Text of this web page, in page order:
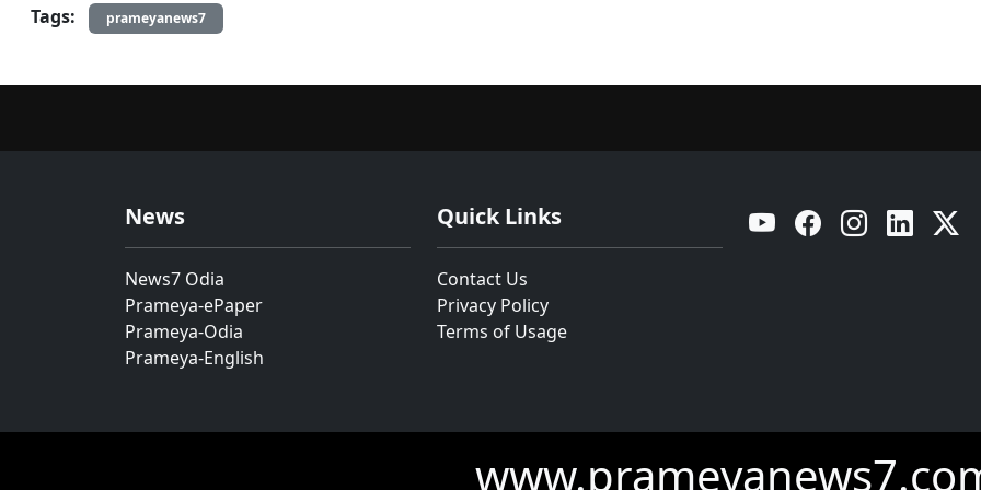
Tags: prameyanews7
News
News7 Odia
Prameya-ePaper
Prameya-Odia
Prameya-English
Quick Links
Contact Us
Privacy Policy
Terms of Usage
YouTube Facebook Instagram